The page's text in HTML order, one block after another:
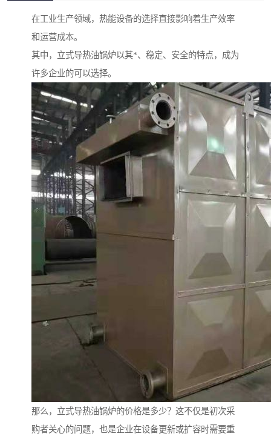
在工业生产领域，热能设备的选择直接影响着生产效率
和运营成本。
其中，立式导热油锅炉以其*、稳定、安全的特点，成为
许多企业的可以选择。
那么，立式导热油锅炉的价格是多少？这不仅是初次采
购者关心的问题，也是企业在设备更新或扩容时需要重